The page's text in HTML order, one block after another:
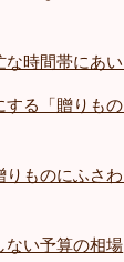
な時間帯にあ
する「贈りも
りものにふさ
ない予算の相場